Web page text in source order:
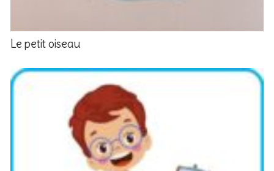
Le petit oiseau